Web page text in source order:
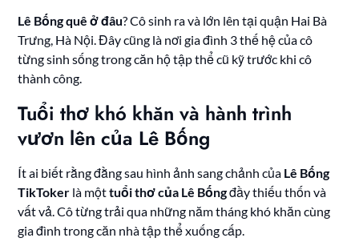
Lê Bống quê ở đâu? Cô sinh ra và lớn lên tại quận Hai Bà
Trưng, Hà Nội. Đây cũng là nơi gia đình 3 thế hệ của cô
từng sinh sống trong căn hộ tập thể cũ kỹ trước khi cô
thành công.
Tuổi thơ khó khăn và hành trình
vươn lên của Lê Bống
Ít ai biết rằng đằng sau hình ảnh sang chảnh của Lê Bống
TikToker là mộttuổi thơ của Lê Bốngđầy thiếu thốn và
vất vả. Cô từng trải qua những năm tháng khó khăn cùng
gia đình trong căn nhà tập thể xuống cấp.